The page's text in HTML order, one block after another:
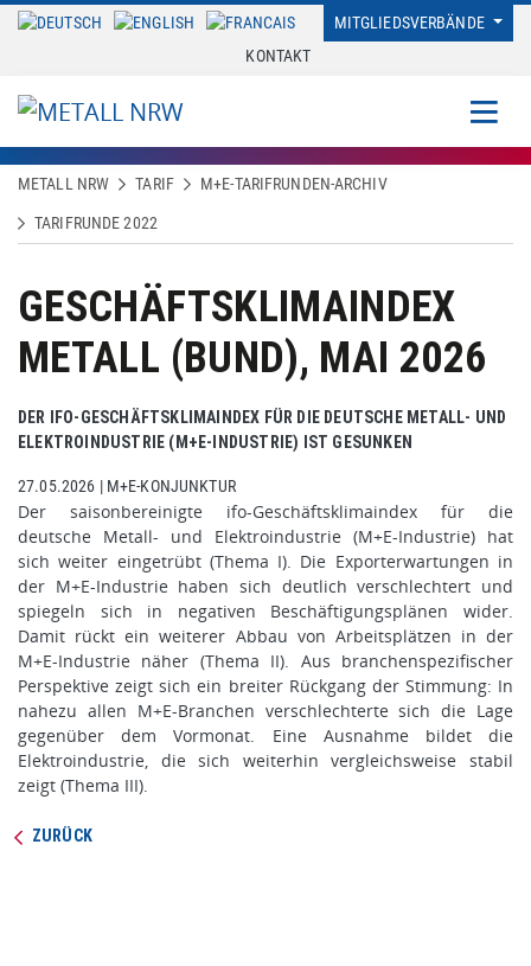
MITGLIEDSVERBÄNDE
KONTAKT
METALL NRW TARIF M+E-TARIFRUNDEN-ARCHIV
TARIFRUNDE 2022
GESCHÄFTSKLIMAINDEX
METALL (BUND), MAI 2026
DER IFO-GESCHÄFTSKLIMAINDEX FÜR DIE DEUTSCHE METALL- UND
ELEKTROINDUSTRIE (M+E-INDUSTRIE) IST GESUNKEN
27.05.2026 | M+E-KONJUNKTUR
Der saisonbereinigte ifo-Geschäftsklimaindex für die
deutsche Metall- und Elektroindustrie (M+E-Industrie) hat
sich weiter eingetrübt (Thema I). Die Exporterwartungen in
der M+E-Industrie haben sich deutlich verschlechtert und
spiegeln sich in negativen Beschäftigungsplänen wider.
Damit rückt ein weiterer Abbau von Arbeitsplätzen in der
M+E-Industrie näher (Thema II). Aus branchenspezifischer
Perspektive zeigt sich ein breiter Rückgang der Stimmung: In
nahezu allen M+E-Branchen verschlechterte sich die Lage
gegenüber dem Vormonat. Eine Ausnahme bildet die
Elektroindustrie, die sich weiterhin vergleichsweise stabil
zeigt (Thema III).
ZURÜCK